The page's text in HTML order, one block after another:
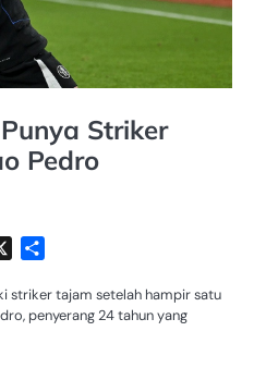
Striker
Pedro
striker tajam setelah hampir satu
penyerang 24 tahun yang